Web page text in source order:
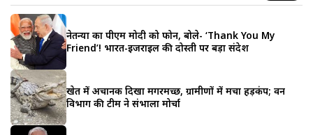
नेतन्याहू का पीएम मोदी को फोन, बोले- ‘Thank You My
Friend’! भारत-इजराइल की दोस्ती पर बड़ा संदेश
खेत में अचानक दिखा मगरमच्छ, ग्रामीणों में मचा हड़कंप; वन
विभाग की टीम ने संभाला मोर्चा